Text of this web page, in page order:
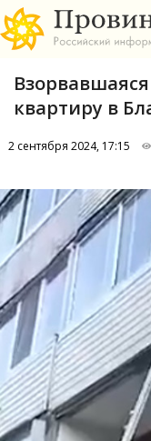
А
Б
В
квартиру в
2 сентября 2024, 17:15